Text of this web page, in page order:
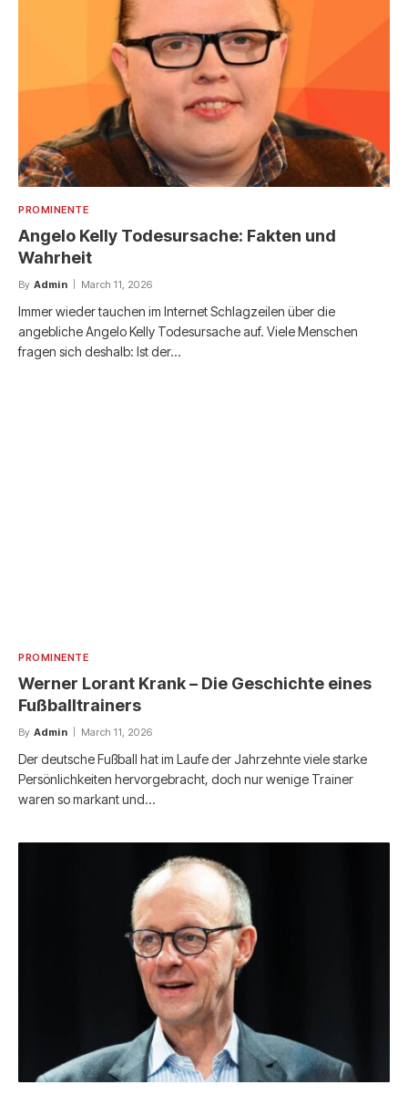
PROMINENTE
Angelo Kelly Todesursache: Fakten und
Wahrheit
By Admin March 11, 2026
Immer wieder tauchen im Internet Schlagzeilen über die
angebliche Angelo Kelly Todesursache auf. Viele Menschen
fragen sich deshalb: Ist der…
PROMINENTE
Werner Lorant Krank – Die Geschichte eines
Fußballtrainers
By Admin March 11, 2026
Der deutsche Fußball hat im Laufe der Jahrzehnte viele starke
Persönlichkeiten hervorgebracht, doch nur wenige Trainer
waren so markant und…